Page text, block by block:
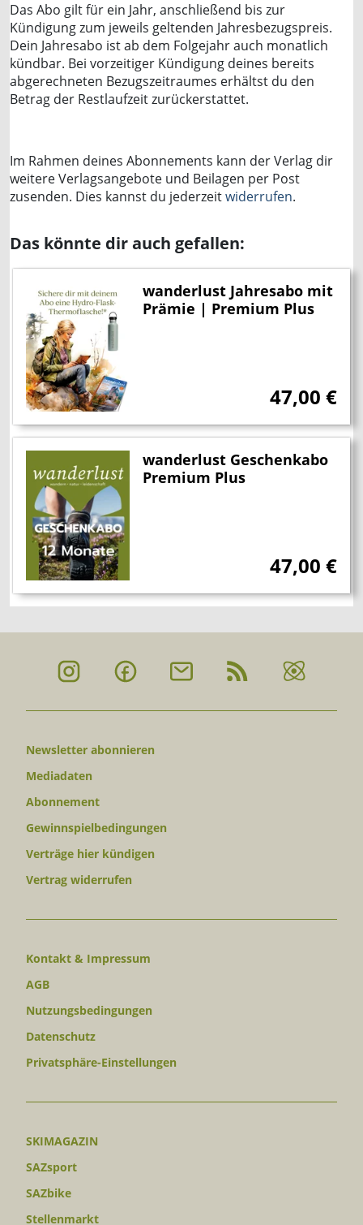
Das Abo gilt für ein Jahr, anschließend bis zur
Kündigung zum jeweils geltenden Jahresbezugspreis.
Dein Jahresabo ist ab dem Folgejahr auch monatlich
kündbar. Bei vorzeitiger Kündigung deines bereits
abgerechneten Bezugszeitraumes erhältst du den
Betrag der Restlaufzeit zurückerstattet.
Im Rahmen deines Abonnements kann der Verlag dir
weitere Verlagsangebote und Beilagen per Post
zusenden. Dies kannst du jederzeitwiderrufen.
Das könnte dir auch gefallen:
wanderlust Jahresabo mit
Prämie | Premium Plus
47,00 €
wanderlust Geschenkabo
Premium Plus
47,00 €
Newsletter abonnieren
Mediadaten
Abonnement
Gewinnspielbedingungen
Verträge hier kündigen
Vertrag widerrufen
Kontakt & Impressum
AGB
Nutzungsbedingungen
Datenschutz
Privatsphäre-Einstellungen
SKIMAGAZIN
SAZsport
SAZbike
Stellenmarkt